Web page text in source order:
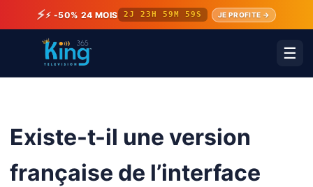
⚡⚡ -50% 24 MOIS 2J 23H 59M 59S JE PROFITE →
☰
Existe-t-il une version
française de l’interface